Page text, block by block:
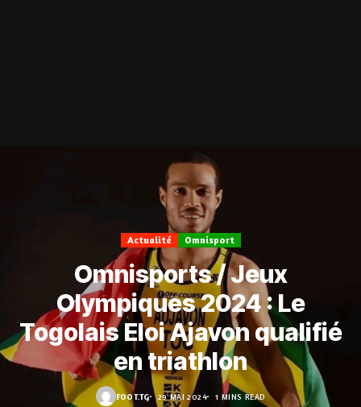
Actualité Omnisport
Omnisports / Jeux
Olympiques 2024 : Le
Togolais Eloi Ajavon qualifié
en triathlon
FOOT.TG 29 MAI 2024 1 MINS READ